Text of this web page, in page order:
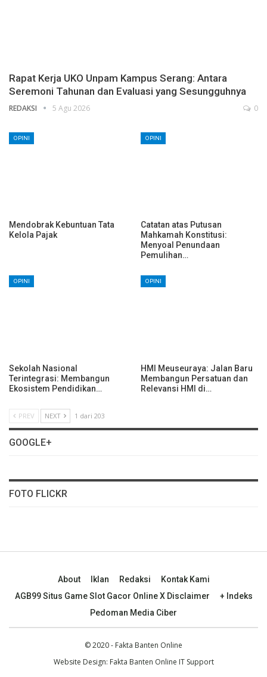
Rapat Kerja UKO Unpam Kampus Serang: Antara
Seremoni Tahunan dan Evaluasi yang Sesungguhnya
REDAKSI 5 Agu 2026 0
OPINI
Mendobrak Kebuntuan Tata
Kelola Pajak
OPINI
Catatan atas Putusan
Mahkamah Konstitusi:
Menyoal Penundaan
Pemulihan…
OPINI
Sekolah Nasional
Terintegrasi: Membangun
Ekosistem Pendidikan…
OPINI
HMI Meuseuraya: Jalan Baru
Membangun Persatuan dan
Relevansi HMI di…
PREV NEXT 1 dari 203
GOOGLE+
FOTO FLICKR
About Iklan Redaksi
Kontak Kami
AGB99 Situs Game Slot Gacor Online X Disclaimer
+ Indeks
Pedoman Media Ciber
© 2020 - Fakta Banten Online
Website Design: Fakta Banten Online IT Support